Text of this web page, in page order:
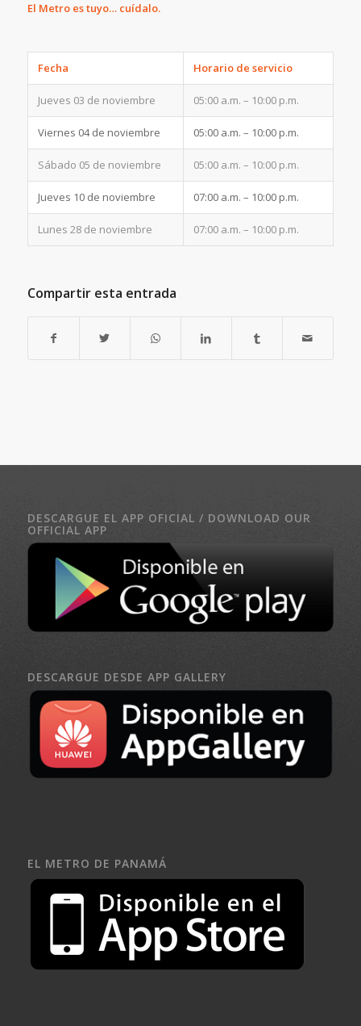
El Metro es tuyo… cuídalo.
Fecha Horario de servicio
Jueves 03 de noviembre 05:00 a.m. – 10:00 p.m.
Viernes 04 de noviembre 05:00 a.m. – 10:00 p.m.
Sábado 05 de noviembre 05:00 a.m. – 10:00 p.m.
Jueves 10 de noviembre 07:00 a.m. – 10:00 p.m.
Lunes 28 de noviembre 07:00 a.m. – 10:00 p.m.
Compartir esta entrada
DESCARGUE EL APP OFICIAL / DOWNLOAD OUR
OFFICIAL APP
DESCARGUE DESDE APP GALLERY
EL METRO DE PANAMÁ